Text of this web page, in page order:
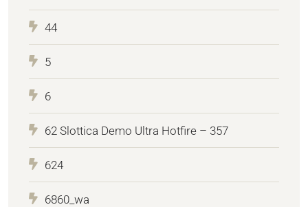
44
5
6
62 Slottica Demo Ultra Hotfire – 357
624
6860_wa